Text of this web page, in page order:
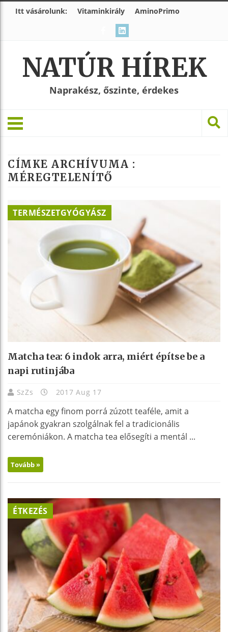
Itt vásárolunk: Vitaminkirály AminoPrimo
NATÚR HÍREK
Naprakész, őszinte, érdekes
CÍMKE ARCHÍVUMA :
MÉREGTELENÍTŐ
TERMÉSZETGYÓGYÁSZ
Matcha tea: 6 indok arra, miért építse be a
napi rutinjába
SzZs 2017 Aug 17
A matcha egy finom porrá zúzott teaféle, amit a
japánok gyakran szolgálnak fel a tradicionális
ceremóniákon. A matcha tea elősegíti a mentál ...
Tovább »
ÉTKEZÉS